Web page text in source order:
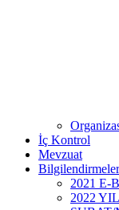
İç Kontrol
Mevzuat
Bilgilendirmeler
2021 E-
2022